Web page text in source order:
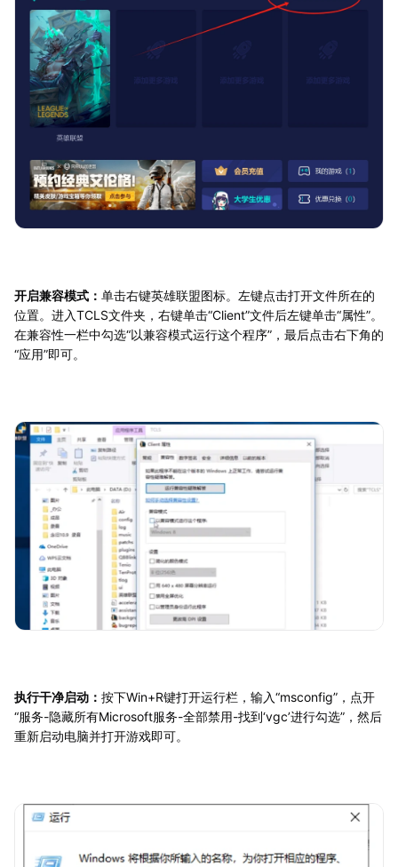
开启兼容模式： 单击右键英雄联盟图标。左键点击打开文件所在的
位置。进入TCLS文件夹，右键单击“Client”文件后左键单击“属性”。
在兼容性一栏中勾选“以兼容模式运行这个程序”，最后点击右下角的
“应用”即可。
执行干净启动： 按下Win+R键打开运行栏，输入“msconfig”，点开
“服务-隐藏所有Microsoft服务-全部禁用-找到‘vgc’进行勾选”，然后
重新启动电脑并打开游戏即可。